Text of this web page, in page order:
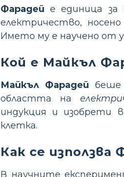
Фарадей е единица за
електричество,
Името му е научено от
Кой е Майкъл
Майкъл Фарадей беше
областта на
индукция и изобрети
клетка.
Как се
В научните